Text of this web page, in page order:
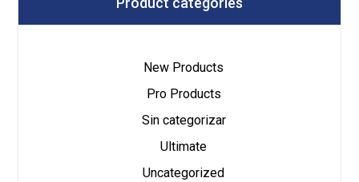
New Products
Pro Products
Sin categorizar
Ultimate
Uncategorized